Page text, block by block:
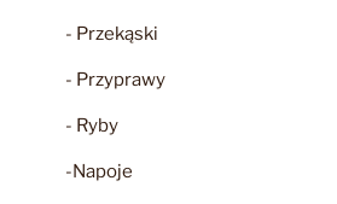
- Przekąski
- Przyprawy
- Ryby
-Napoje